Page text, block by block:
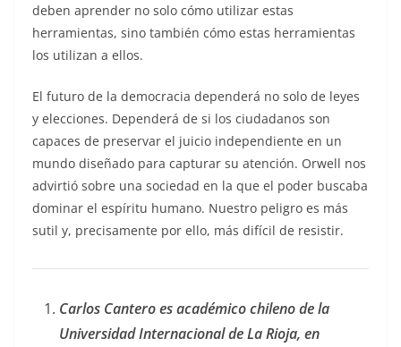
deben aprender no solo cómo utilizar estas
herramientas, sino también cómo estas herramientas
los utilizan a ellos.
El futuro de la democracia dependerá no solo de leyes
y elecciones. Dependerá de si los ciudadanos son
capaces de preservar el juicio independiente en un
mundo diseñado para capturar su atención. Orwell nos
advirtió sobre una sociedad en la que el poder buscaba
dominar el espíritu humano. Nuestro peligro es más
sutil y, precisamente por ello, más difícil de resistir.
Carlos Cantero es académico chileno de la
Universidad Internacional de La Rioja, en